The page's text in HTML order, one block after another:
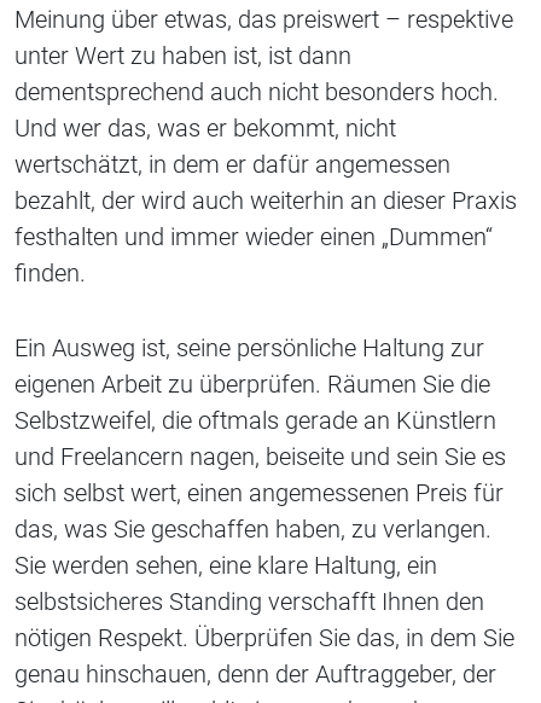
Meinung über etwas, das preiswert – respektive
unter Wert zu haben ist, ist dann
dementsprechend auch nicht besonders hoch.
Und wer das, was er bekommt, nicht
wertschätzt, in dem er dafür angemessen
bezahlt, der wird auch weiterhin an dieser Praxis
festhalten und immer wieder einen „Dummen“
finden.
Ein Ausweg ist, seine persönliche Haltung zur
eigenen Arbeit zu überprüfen. Räumen Sie die
Selbstzweifel, die oftmals gerade an Künstlern
und Freelancern nagen, beiseite und sein Sie es
sich selbst wert, einen angemessenen Preis für
das, was Sie geschaffen haben, zu verlangen.
Sie werden sehen, eine klare Haltung, ein
selbstsicheres Standing verschafft Ihnen den
nötigen Respekt. Überprüfen Sie das, in dem Sie
genau hinschauen, denn der Auftraggeber, der